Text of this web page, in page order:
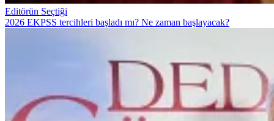
Editörün Seçtiği
2026 EKPSS tercihleri başladı mı? Ne zaman başlayacak?